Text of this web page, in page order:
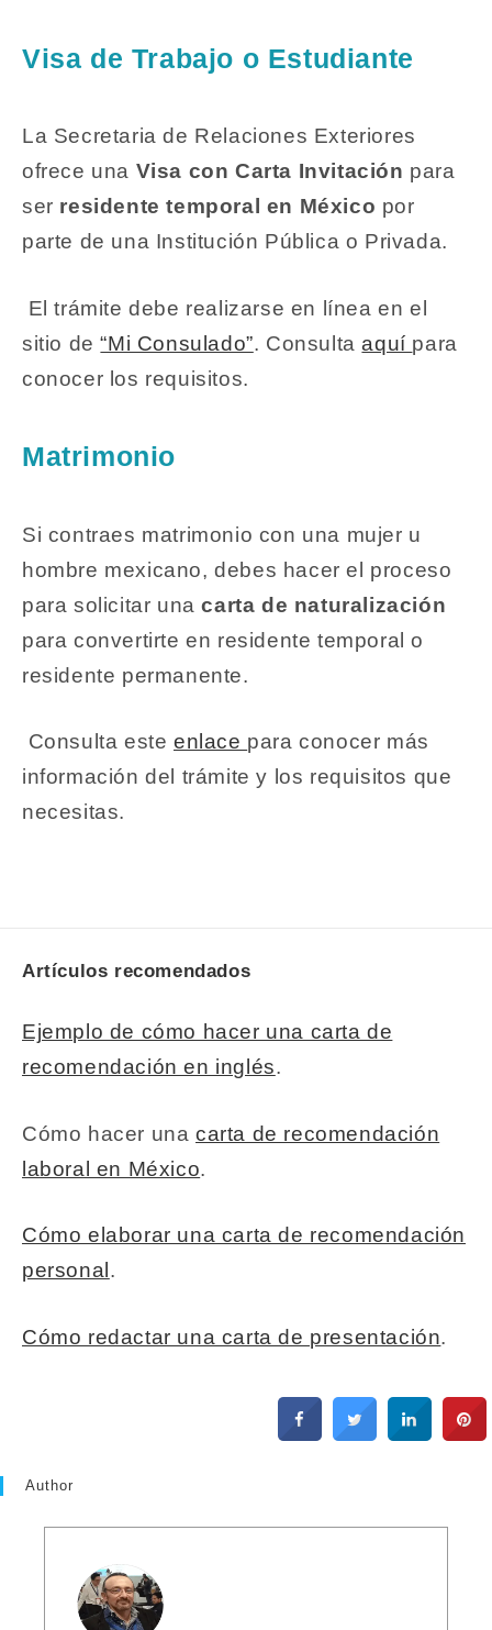
Visa de Trabajo o Estudiante
La Secretaria de Relaciones Exteriores
ofrece una Visa con Carta Invitación para
ser residente temporal en México por
parte de una Institución Pública o Privada.
El trámite debe realizarse en línea en el
sitio de“Mi Consulado”. Consultaaquí para
conocer los requisitos.
Matrimonio
Si contraes matrimonio con una mujer u
hombre mexicano, debes hacer el proceso
para solicitar una carta de naturalización
para convertirte en residente temporal o
residente permanente.
Consulta este enlace para conocer más
información del trámite y los requisitos que
necesitas.
Artículos recomendados
Ejemplo de cómo hacer una carta de
recomendación en inglés.
Cómo hacer unacarta de recomendación
laboral en México.
Cómo elaborar una carta de recomendación
personal .
Cómo redactar una carta de presentación.
Author